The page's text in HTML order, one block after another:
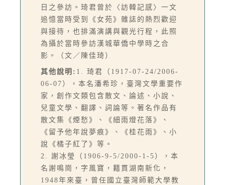
日之參訪。琦君曾於〈訪韓記感〉一文
追憶當時受到《女苑》雜誌的熱烈歡迎
與接待，也排滿演講與觀光行程，此照
為攝於當時參訪漢城華僑中學時之合
影。（文／陳佳琦）
其他說明: 1. 琦君（1917-07-24/2006-
06-07），本名潘希珍，臺灣文學重要作
家，創作文類包含散文、論述、小說、
兒童文學、翻譯、詞論等。著名作品有
散文集《煙愁》、《細雨燈花落》、
《留予他年說夢痕》、《桂花雨》、小
說《橘子紅了》等。
2. 謝冰瑩（1906-9-5/2000-1-5），本
名謝鳴崗，字風寶，籍貫湖南新化，
1948年來臺，曾任國立臺灣師範大學教